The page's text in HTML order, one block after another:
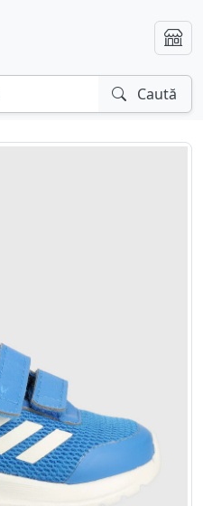
Caută